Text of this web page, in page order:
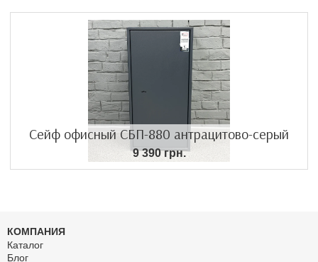
Сейф офисный СБП-880 антрацитово-серый
9 390 грн.
КОМПАНИЯ
Каталог
Блог